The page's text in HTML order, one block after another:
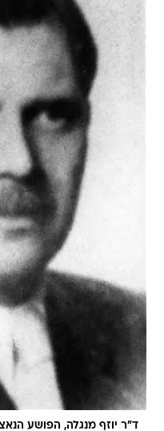
ד"ר יוזף מנגלה, הפושע